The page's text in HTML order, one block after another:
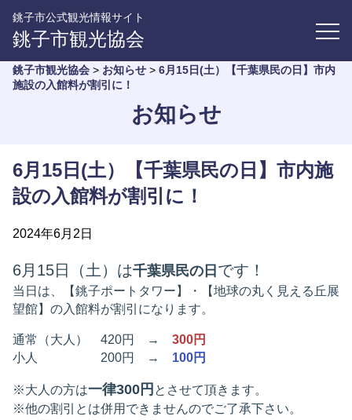
銚子市公式観光情報サイト
銚子市観光協会
銚子市観光協会 > お知らせ > 6月15日(土）【千葉県民の日】市内
施設の入館料が割引に！
お知らせ
6月15日(土）【千葉県民の日】市内施
設の入館料が割引に！
2024年6月2日
6月15日（土）は千葉県民の日 です！
当日は、【銚子ポートタワー】・【地球の丸く見える丘展
望館】の入館料が割引になります。
通常（大人） 420円 → 300円
小人 200円 → 100円
※大人の方は一律300円 とさせて頂きます。
※他の割引とは併用できませんのでご了承下さい。